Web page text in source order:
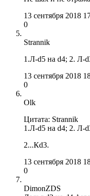
13 сентября 2018
0
Strannik
1.Л-d5 на d4; 2. Л-
13 сентября 2018
0
Olk
Цитата: Strannik
1.Л-d5 на d4; 2. Л-
2...Кd3.
13 сентября 2018
0
DimonZDS